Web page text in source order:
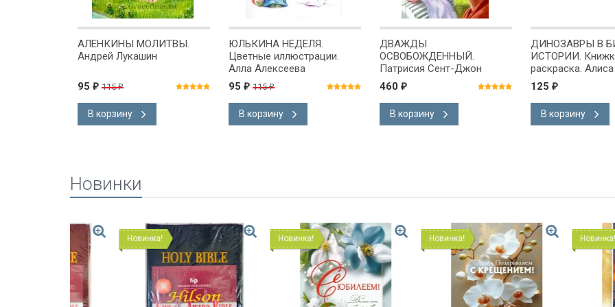
АЛЕНКИНЫ МОЛИТВЫ.
Андрей Лукашин
95 ₽ 115₽
В корзину
ЮЛЬКИНА НЕДЕЛЯ.
Цветные иллюстрации.
Алла Алексеева
95 ₽ 115₽
В корзину
ДВАЖДЫ
ОСВОБОЖДЕННЫЙ.
Патрисия Сент-Джон
460 ₽
В корзину
ДИНОЗАВРЫ В
ИСТОРИИ.
раскраска. Алиса
Банковская
125 ₽
В корзину
Новинки
Новинка! Новинка! Новинка! Новинка!